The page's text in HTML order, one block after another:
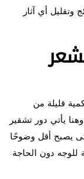
أي آثار
قليلة من
يأتي دور تشقير
يصبح أقل وضوحًا
دون الحاجة